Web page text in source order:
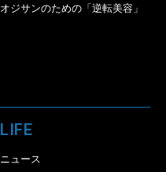
オジサンのための「逆転美容」
LIFE
ニュース